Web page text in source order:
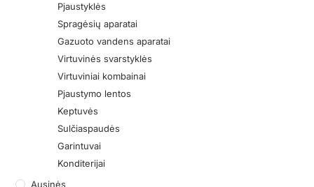
Pjaustyklės
Spragėsių aparatai
Gazuoto vandens aparatai
Virtuvinės svarstyklės
Virtuviniai kombainai
Pjaustymo lentos
Keptuvės
Sulčiaspaudės
Garintuvai
Konditerijai
Ausinės